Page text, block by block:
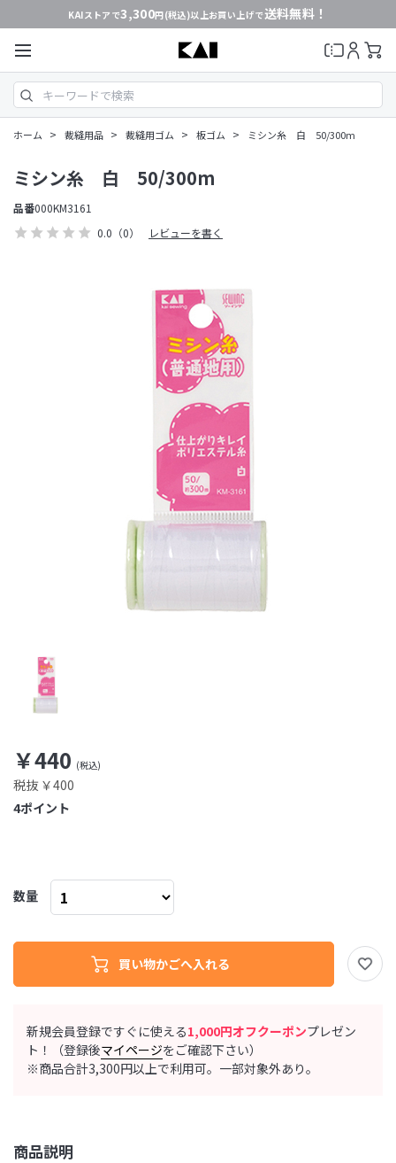
KAIストアで3,300円(税込)以上お買い上げで送料無料！
ホーム > 裁縫用品 > 裁縫用ゴム > 板ゴム > ミシン糸 白 50/300m
0.0 （0） レビューを書く
新規会員登録ですぐに使える1,000円オフクーポンプレゼン
ト！（登録後マイページをご確認下さい）
※商品合計3,300円以上で利用可。一部対象外あり。
商品説明
ミシン糸 白 50/300m
￥440
税抜 ￥400
品番000KM3161
ポイント
4
数量